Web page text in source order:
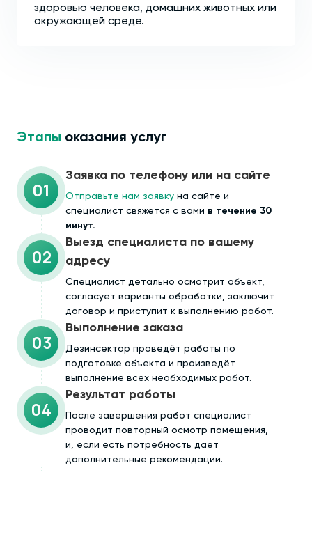
здоровью человека, домашних животных или
окружающей среде.
Этапы оказания услуг
01
Заявка по телефону или на сайте
Отправьте нам заявку на сайте и
специалист свяжется с вами в течение 30
минут.
02
Выезд специалиста по вашему
адресу
Cпециалист детально осмотрит объект,
согласует варианты обработки, заключит
договор и приступит к выполнению работ.
03
Выполнение заказа
Дезинсектор проведёт работы по
подготовке объекта и произведёт
выполнение всех необходимых работ.
04
Результат работы
После завершения работ специалист
проводит повторный осмотр помещения,
и, если есть потребность дает
дополнительные рекомендации.